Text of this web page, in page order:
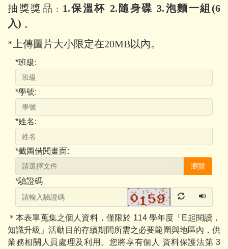
抽獎獎品 ： 1.保溫杯 2.隨身碟 3.泡麵一組(6
入) 。
*上傳圖片大小限定在20MB以內。
*班級:
*學號:
*姓名:
*截圖借閱畫面:
瀏覽
*驗證碼
＊本表單蒐集之個人資料，僅限於 114 學年度「 E起閱讀，
知識升級 」活動目的存續期間所需之必要範圍與地區內，供
業務相關人員處理及利用。您將享有個人 資料保護法第 3